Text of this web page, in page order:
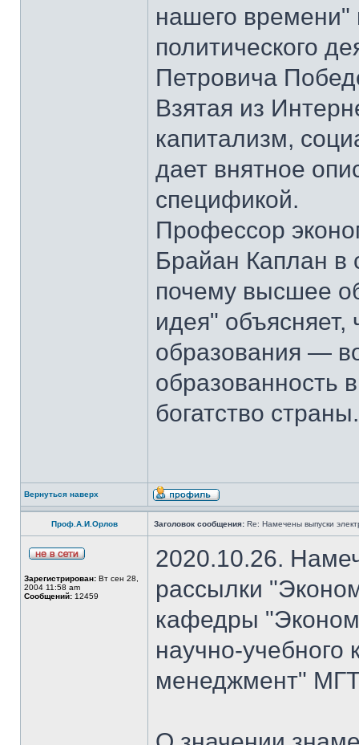
нашего времени"
политического
Петровича
Взятая из
капитализм,
дает внятное
спецификой.
Профессор
Брайан Каплан в
почему высшее
идея"
образования —
образованность
богатство страны.
Вернуться наверх
Проф.А.И.Орлов Заголовок сообщения: Re: Намечены выпуски
Зарегистрирован: Вт сен 28,
2004 11:58 am
Сообщений: 12459
2020.10.26.
рассылки
кафедры
научно-
менеджмент"